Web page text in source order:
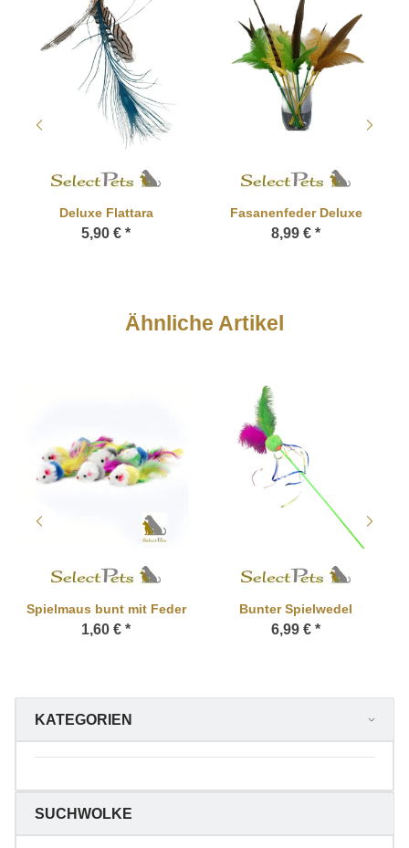
Deluxe Flattara
5,90 € *
Fasanenfeder Deluxe
8,99 € *
Ähnliche Artikel
Spielmaus bunt mit Feder
1,60 € *
Bunter Spielwedel
6,99 € *
KATEGORIEN
SUCHWOLKE